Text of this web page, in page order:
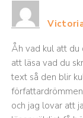
Åh vad kul att
att läsa vad du
text så den blir
och jag lovar att